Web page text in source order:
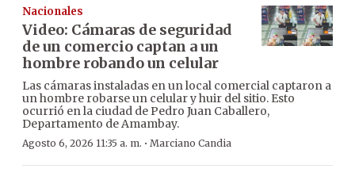
Nacionales
Video: Cámaras de seguridad
de un comercio captan a un
hombre robando un celular
Las cámaras instaladas en un local comercial captaron a
un hombre robarse un celular y huir del sitio. Esto
ocurrió en la ciudad de Pedro Juan Caballero,
Departamento de Amambay.
Agosto 6, 2026 11:35 a. m. · Marciano Candia